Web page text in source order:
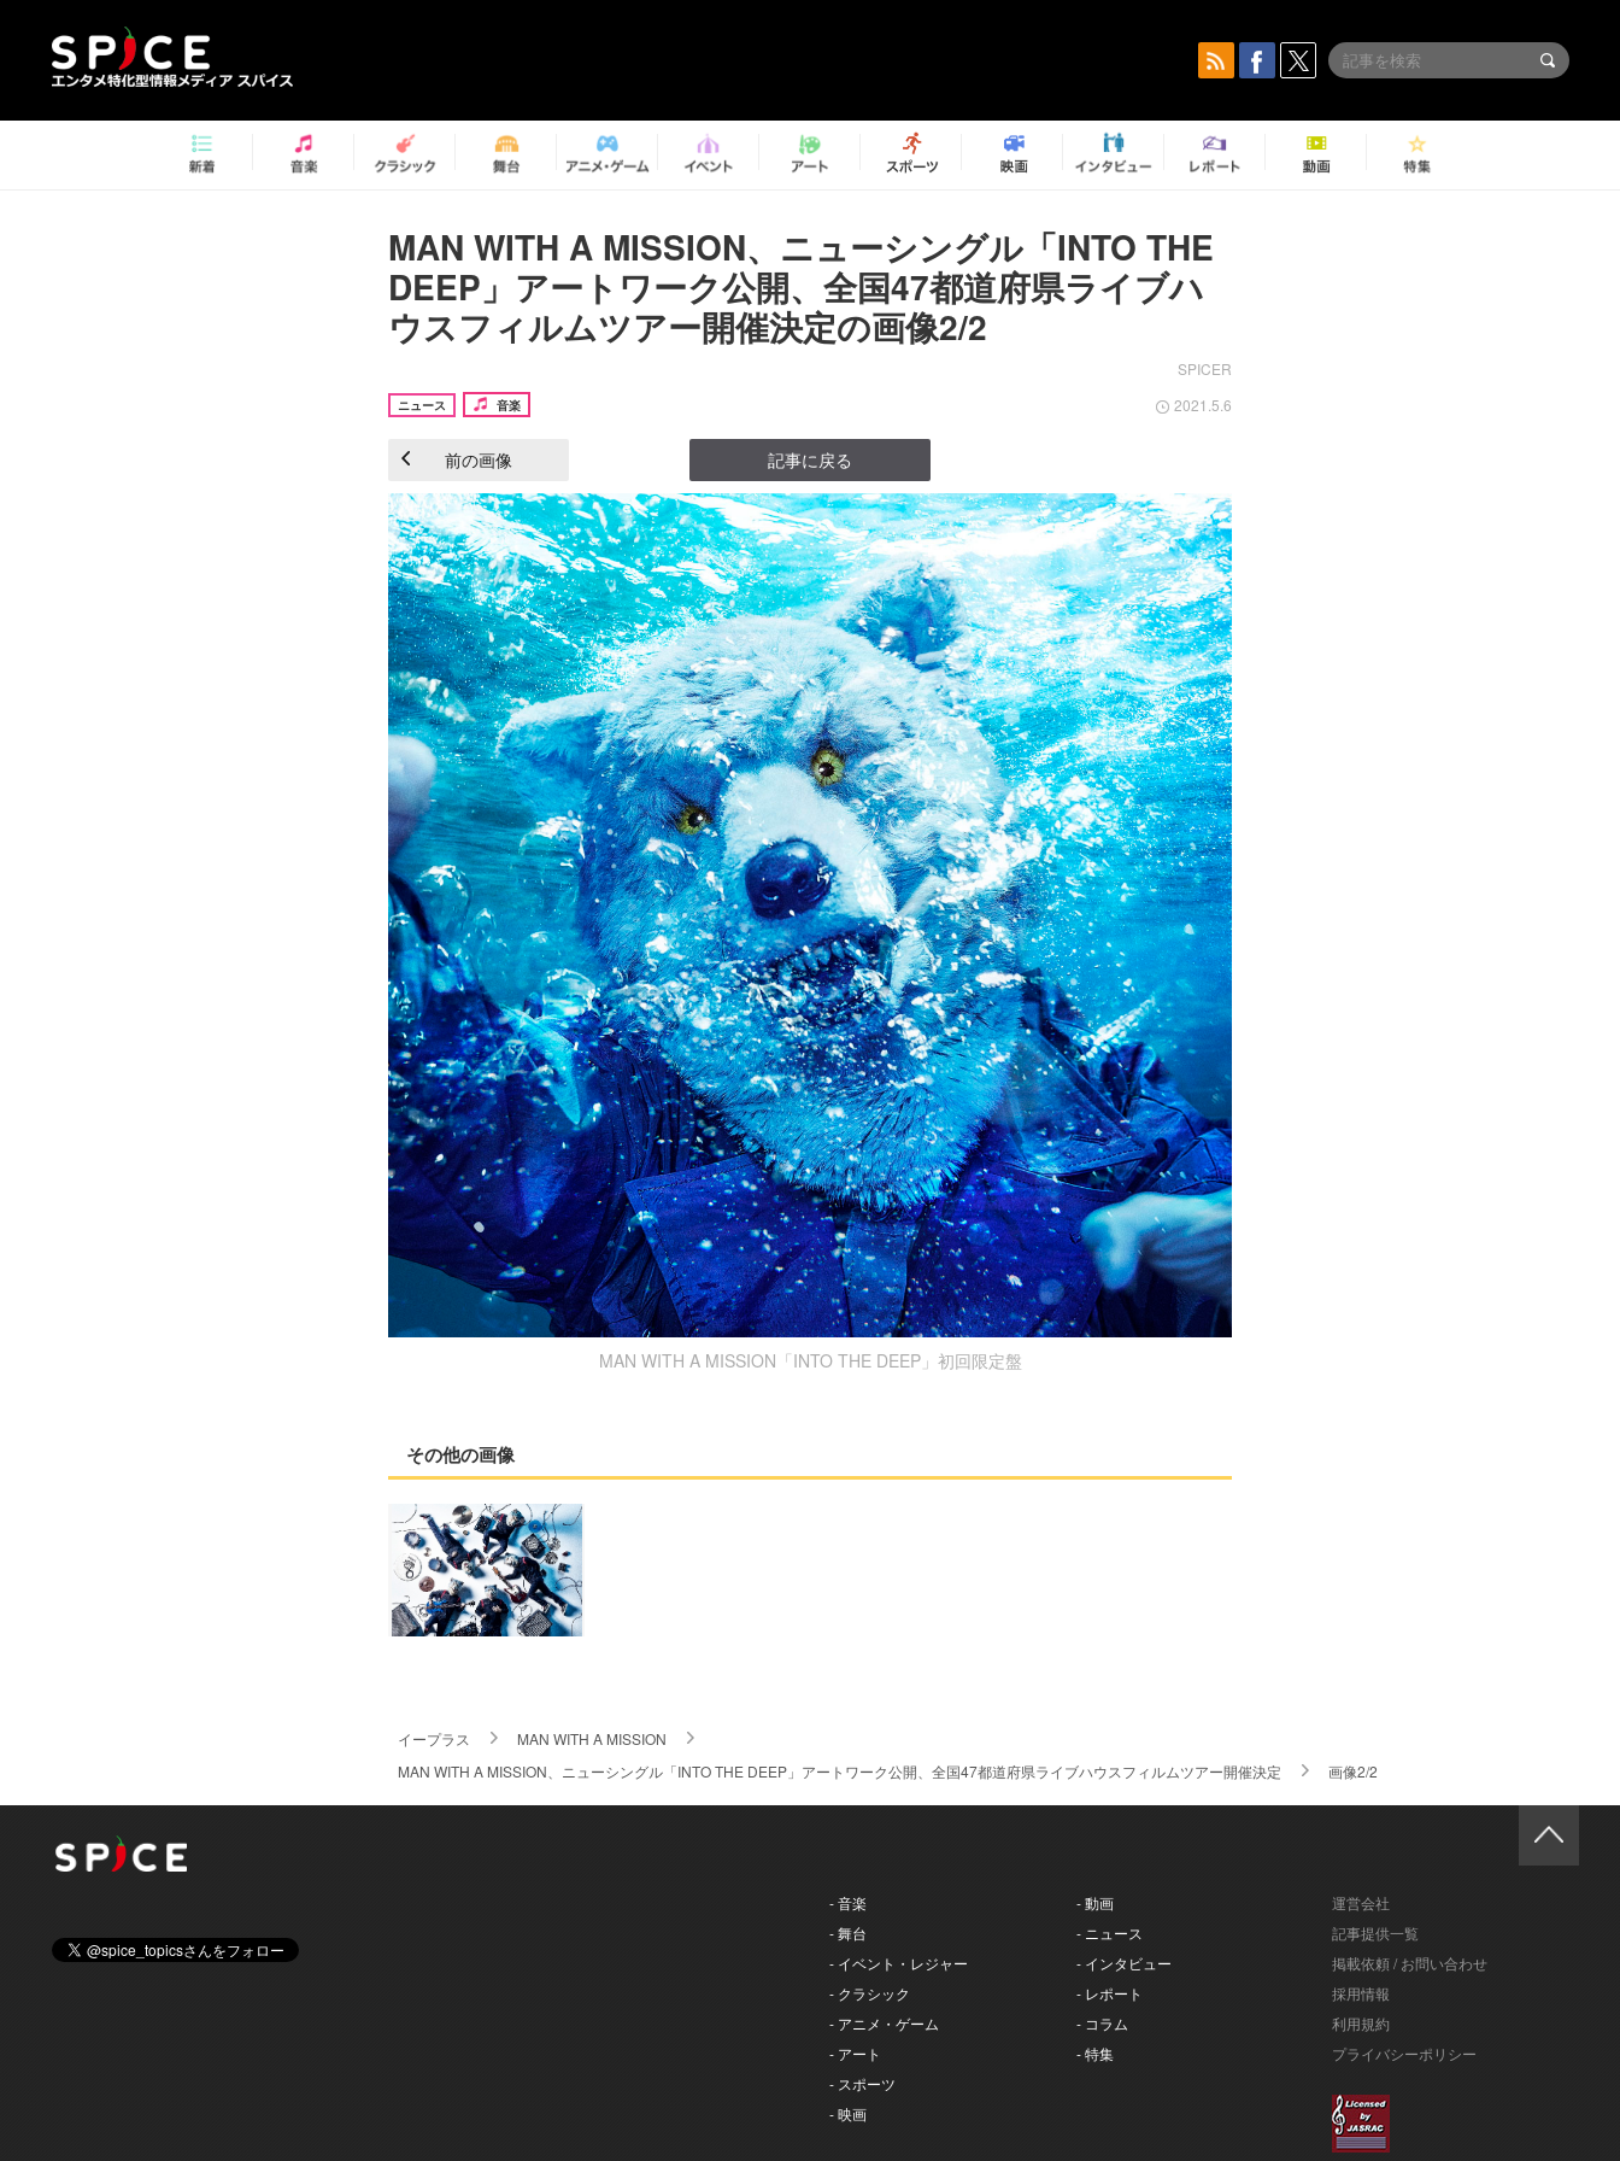
MAN WITH A MISSION、ニューシングル「INTO THE
DEEP」アートワーク公開、全国47都道府県ライブハ
ウスフィルムツアー開催決定の画像2/2
SPICER
ニュース 音楽 2021.5.6
前の画像 記事に戻る
MAN WITH A MISSION「INTO THE DEEP」初回限定盤
その他の画像
イープラス
MAN WITH A MISSION
MAN WITH A MISSION、ニューシングル「INTO THE DEEP」アートワーク公開、全国47都道府県ライブハウスフィルムツアー開催決定
画像2/2
- 音楽
- 舞台
- イベント・レジャー
- クラシック
- アニメ・ゲーム
- アート
- スポーツ
- 映画
- 動画
- ニュース
- インタビュー
- レポート
- コラム
- 特集
運営会社
記事提供一覧
掲載依頼 / お問い合わせ
採用情報
利用規約
プライバシーポリシー